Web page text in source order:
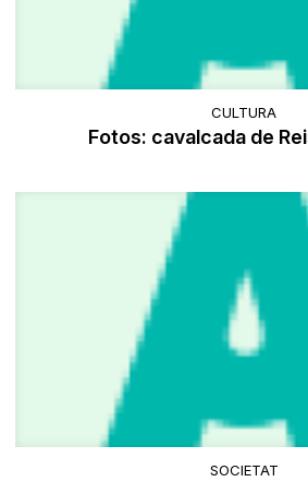
CULTURA
Fotos: cavalcada de
SOCIETAT